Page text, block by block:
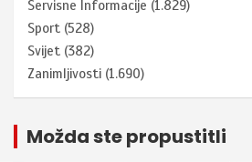
Servisne Informacije (1.829)
Sport (528)
Svijet (382)
Zanimljivosti (1.690)
Možda ste propustitli